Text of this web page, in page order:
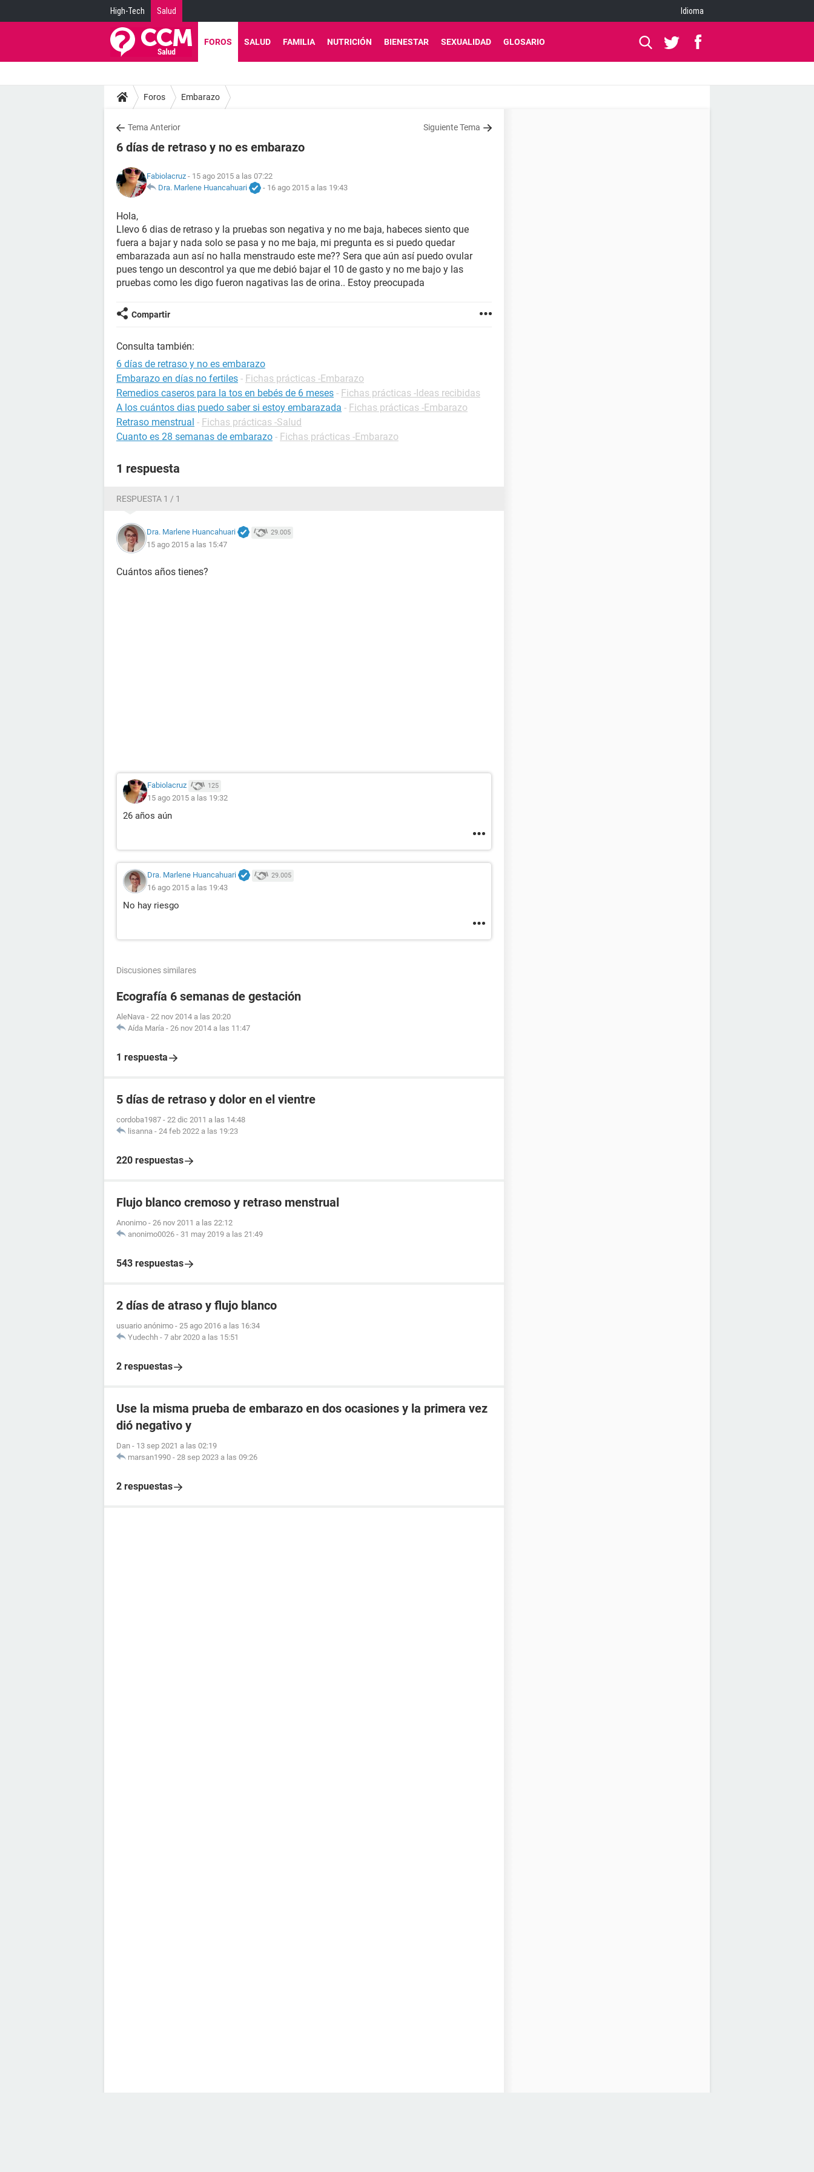
High-Tech Salud Idioma
FOROS SALUD FAMILIA NUTRICIÓN BIENESTAR SEXUALIDAD GLOSARIO
Foros Embarazo
Tema Anterior Siguiente Tema
6 días de retraso y no es embarazo
Fabiolacruz - 15 ago 2015 a las 07:22
Dra. Marlene Huancahuari
- 16 ago 2015 a las 19:43
Hola,
Llevo 6 dias de retraso y la pruebas son negativa y no me baja, habeces siento que
fuera a bajar y nada solo se pasa y no me baja, mi pregunta es si puedo quedar
embarazada aun así no halla menstraudo este me?? Sera que aún así puedo ovular
pues tengo un descontrol ya que me debió bajar el 10 de gasto y no me bajo y las
pruebas como les digo fueron nagativas las de orina.. Estoy preocupada
Compartir
Consulta también:
6 días de retraso y no es embarazo
Embarazo en días no fertiles - Fichas prácticas -Embarazo
Remedios caseros para la tos en bebés de 6 meses - Fichas prácticas -Ideas recibidas
A los cuántos dias puedo saber si estoy embarazada - Fichas prácticas -Embarazo
Retraso menstrual - Fichas prácticas -Salud
Cuanto es 28 semanas de embarazo - Fichas prácticas -Embarazo
1 respuesta
RESPUESTA 1 / 1
Dra. Marlene Huancahuari 29.005
15 ago 2015 a las 15:47
Cuántos años tienes?
Fabiolacruz 125
15 ago 2015 a las 19:32
26 años aún
Dra. Marlene Huancahuari 29.005
16 ago 2015 a las 19:43
No hay riesgo
Discusiones similares
Ecografía 6 semanas de gestación
AleNava - 22 nov 2014 a las 20:20
Aída María - 26 nov 2014 a las 11:47
1 respuesta
5 días de retraso y dolor en el vientre
cordoba1987 - 22 dic 2011 a las 14:48
lisanna - 24 feb 2022 a las 19:23
220 respuestas
Flujo blanco cremoso y retraso menstrual
Anonimo - 26 nov 2011 a las 22:12
anonimo0026 - 31 may 2019 a las 21:49
543 respuestas
2 días de atraso y flujo blanco
usuario anónimo - 25 ago 2016 a las 16:34
Yudechh - 7 abr 2020 a las 15:51
2 respuestas
Use la misma prueba de embarazo en dos ocasiones y la primera vez
dió negativo y
Dan - 13 sep 2021 a las 02:19
marsan1990 - 28 sep 2023 a las 09:26
2 respuestas